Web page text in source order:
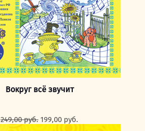
Вокруг всё звучит
249,00руб. Первоначальная
199,00 руб.